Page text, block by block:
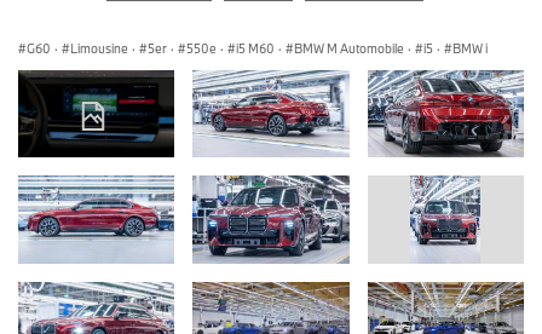
G60 · Limousine · 5er · 550e · i5 M60 · BMW M Automobile · i5 · BMW i